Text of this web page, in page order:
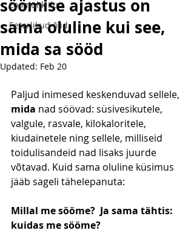
Loomulik ilu
Eeterlikud õlid
söömise ajastus on
sama oluline kui see,
mida sa sööd
Updated: Feb 20
Paljud inimesed keskenduvad sellele,
mida nad söövad: süsivesikutele,
valgule, rasvale, kilokaloritele,
kiudainetele ning sellele, milliseid
toidulisandeid nad lisaks juurde
võtavad. Kuid sama oluline küsimus
jääb sageli tähelepanuta:
Millal me sööme?  Ja sama tähtis:
kuidas me sööme?